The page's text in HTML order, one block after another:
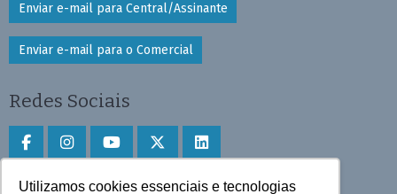
Utilizamos cookies essenciais e tecnologias
Enviar e-mail para Central/Assinante
Enviar e-mail para o Comercial
Redes Sociais